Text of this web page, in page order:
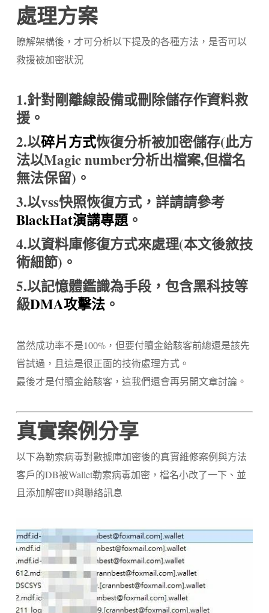
處理方案
瞭解架構後，才可分析以下提及的各種方法，是否可以
救援被加密狀況
1.針對剛離線設備或刪除儲存作資料救
援。
2.以碎片方式恢復分析被加密儲存(此方
法以Magic number分析出檔案,但檔名
無法保留)。
3.以vss快照恢復方式，詳請請參考
BlackHat演講專題。
4.以資料庫修復方式來處理(本文後敘技
術細節)。
5.以記憶體鑑識為手段，包含黑科技等
級DMA攻擊法。
當然成功率不是100%，但要付贖金給駭客前總還是該先
嘗試過，且這是很正面的技術處理方式。
最後才是付贖金給駭客，這我們還會再另開文章討論。
真實案例分享
以下為勒索病毒對數據庫加密後的真實維修案例與方法
客戶的DB被Wallet勒索病毒加密，檔名小改了一下、並
且添加解密ID與聯絡訊息